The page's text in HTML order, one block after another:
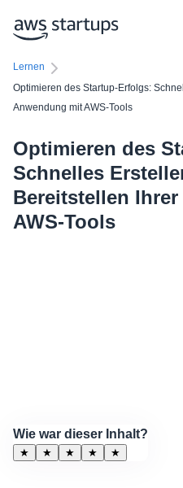
Lernen
Optimieren des Startup-Erfolgs:
Anwendung mit AWS-Tools
Optimieren des
Schnelles
Bereitstellen
AWS-Tools
Wie war dieser Inhalt?
★ ★ ★ ★ ★